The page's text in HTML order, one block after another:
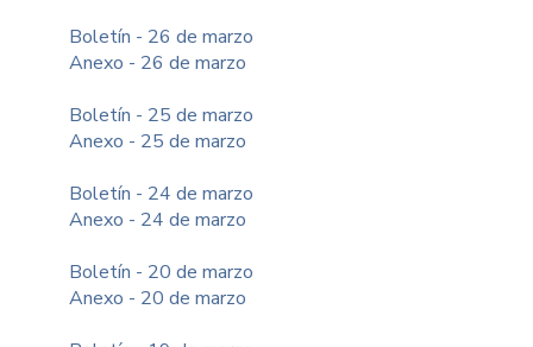
Boletín - 26 de marzo
Anexo - 26 de marzo
Boletín - 25 de marzo
Anexo - 25 de marzo
Boletín - 24 de marzo
Anexo - 24 de marzo
Boletín - 20 de marzo
Anexo - 20 de marzo